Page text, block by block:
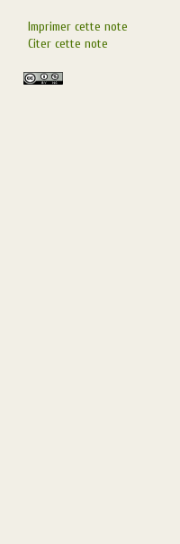
Imprimer cette note
Citer cette note